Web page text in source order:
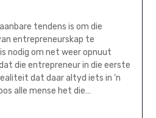
tendens is om die
entrepreneurskap te
nodig om net weer opnuut
die entrepreneur in die eerste
dat daar altyd iets in ‘n
alle mense het die…